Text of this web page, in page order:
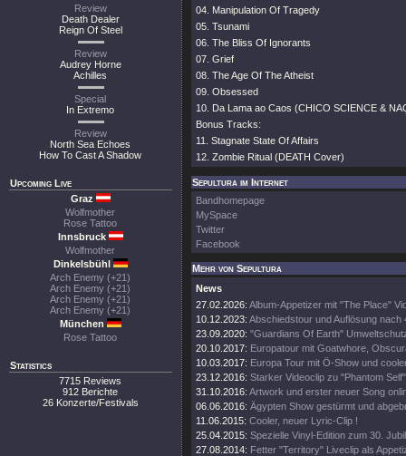
Review
Death Dealer
Reign Of Steel
Review
Audrey Horne
Achilles
Special
In Extremo
Review
North Sea Echoes
How To Cast A Shadow
Upcoming Live
Graz
Wolfmother
Rose Tattoo
Innsbruck
Wolfmother
Dinkelsbühl
Arch Enemy (+21)
Arch Enemy (+21)
Arch Enemy (+21)
Arch Enemy (+21)
München
Rose Tattoo
Statistics
7715 Reviews
912 Berichte
26 Konzerte/Festivals
04. Manipulation Of Tragedy
05. Tsunami
06. The Bliss Of Ignorants
07. Grief
08. The Age Of The Atheist
09. Obsessed
10. Da Lama ao Caos (CHICO SCIENCE &
Bonus Tracks:
11. Stagnate State Of Affairs
12. Zombie Ritual (DEATH Cover)
Sepultura im Internet
Bandhomepage
MySpace
Twitter
Facebook
Mehr von Sepultura
News
27.02.2026: Album-Appetizer mit "The Place"
10.12.2023: Abschiedstour und Auflösung nach
23.09.2020: "Guardians Of Earth"
20.10.2017: Europatour mit Goatwhore,
10.03.2017: Europa Tour mit Ö-Show und
23.12.2016: Starker Videoclip zu "Phantom
31.10.2016: Artwork und erster neuer Song
06.06.2016: Ägypten Show gestürmt und
11.06.2015: Cooler, neuer Lyric-Clip !
25.04.2015: Spezielle Vinyl-Edition zum 30.
27.08.2014: Fetter "Territory" Liveclip als